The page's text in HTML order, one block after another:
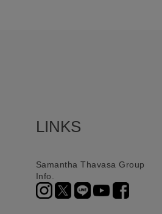
LINKS
Samantha Thavasa Group
Info.